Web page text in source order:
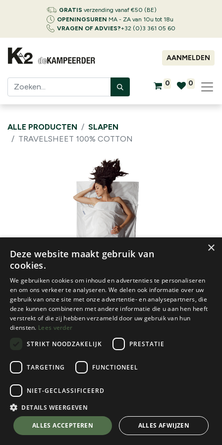
GRATIS verzending vanaf €50 (BE)
OPENINGSUREN MA - ZA van 10u tot 18u
VRAGEN OF ADVIES?+32 (0)3 361 05 60
AANMELDEN
0 0
ALLE PRODUCTEN
SLAPEN
TRAVELSHEET 100% COTTON
Cocoon
Travelsheet 100% Cotton
Off White
Kies een kleur
Off White
💬 Stel je vraag over dit product via WhatsApp
×
Deze website maakt gebruik van
cookies.
We gebruiken cookies om inhoud en advertenties te personaliseren
en om ons verkeer te analyseren. We delen ook informatie over uw
gebruik van onze site met onze advertentie- en analysepartners, die
deze kunnen combineren met andere informatie die u aan hen heeft
verstrekt of die zij hebben verzameld door uw gebruik van hun
diensten. Lees verder
STRIKT NOODZAKELIJK
PRESTATIE
TARGETING FUNCTIONEEL
NIET-GECLASSIFICEERD
DETAILS WEERGEVEN
ALLES ACCEPTEREN ALLES AFWIJZEN